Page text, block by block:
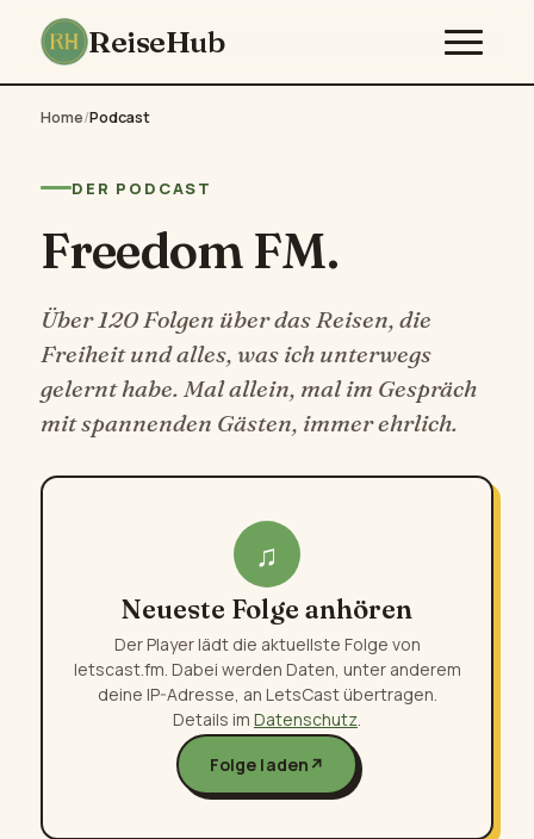
ReiseHub
Home/Podcast
DER PODCAST
Freedom FM.
Über 120 Folgen über das Reisen, die
Freiheit und alles, was ich unterwegs
gelernt habe. Mal allein, mal im Gespräch
mit spannenden Gästen, immer ehrlich.
♫
Neueste Folge anhören
Der Player lädt die aktuellste Folge von
letscast.fm. Dabei werden Daten, unter anderem
deine IP-Adresse, an LetsCast übertragen.
Details im Datenschutz
Folge laden ↗